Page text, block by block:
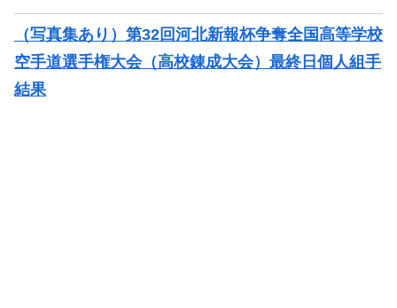
（写真集あり）第32回河北新報杯争奪全国高等学校
空手道選手権大会（高校錬成大会）最終日個人組手
結果